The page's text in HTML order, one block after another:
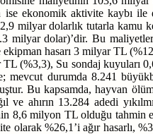
ise ekonomik aktivite kaybı
milyar dolarlık tutarla kamu
milyar dolar)’dir. Bu
hasarı 3 milyar TL
(%3,3), Su sondaj kuyuları
mevcut durumda 8.241
Bu kapsamda, hayvan
ahırın 13.284 adedi
8,6 milyon TL olduğu tahmin
%26,1’i ağır hasarlı,